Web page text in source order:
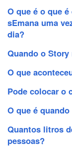
O que é o que
sEmana uma
dia?
Quando o
O que
Pode colocar o
O que é
Quantos litros
pessoas?